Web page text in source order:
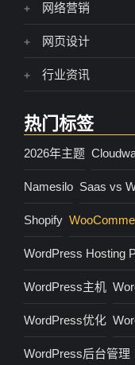
网络营销
网页设计
行业资讯
热门标签
2026年主题
Namesilo Saas vs
Shopify
WordPress Hosting
WordPress主机
WordPress优化
WordPress后台管理